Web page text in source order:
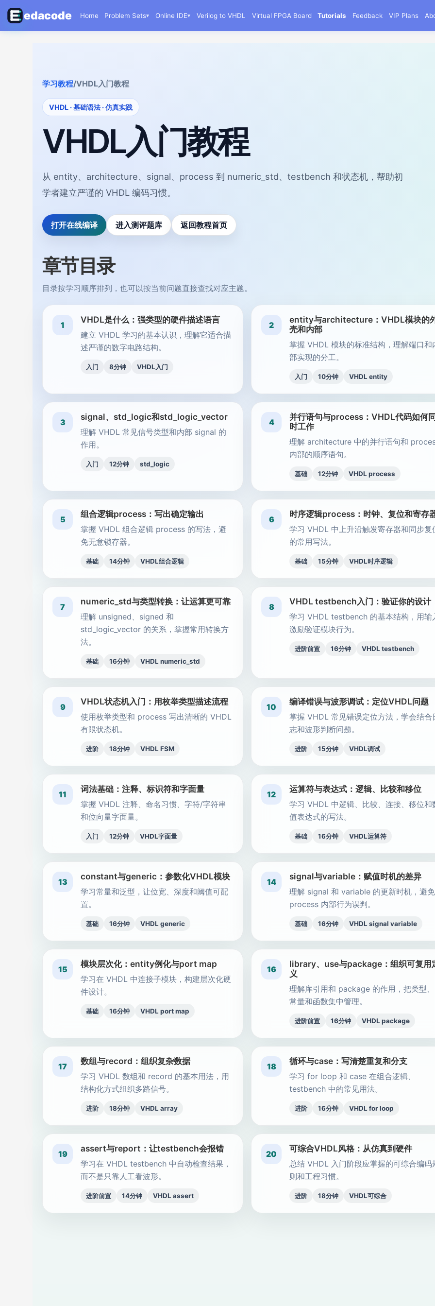
edacode Home Problem Sets▾ Online IDE▾ Verilog to VHDL Virtual FPGA Board Tutorials Feedback VIP Plans
学习教程/VHDL入门教程
VHDL · 基础语法 · 仿真实践
VHDL入门教程
从 entity、architecture、signal、process 到 numeric_std、testbench 和状态机，帮助初
学者建立严谨的 VHDL 编码习惯。
打开在线编译 进入测评题库 返回教程首页
章节目录
目录按学习顺序排列，也可以按当前问题直接查找对应主题。
1
VHDL是什么：强类型的硬件描述语言
建立 VHDL 学习的基本认识，理解它适合描
述严谨的数字电路结构。
入门 8分钟 VHDL入门
2
entity与architecture：VHDL模块的
壳和内部
掌握 VHDL 模块的标准结构，理解端口和
部实现的分工。
入门 10分钟 VHDL entity
3
signal、std_logic和std_logic_vector
理解 VHDL 常见信号类型和内部 signal 的
作用。
入门 12分钟 std_logic
4
并行语句与process：VHDL代码如何
时工作
理解 architecture 中的并行语句和
内部的顺序语句。
基础 12分钟 VHDL process
5
组合逻辑process：写出确定输出
掌握 VHDL 组合逻辑 process 的写法，避
免无意锁存器。
基础 14分钟 VHDL组合逻辑
6
时序逻辑process：时钟、复位和寄存
学习 VHDL 中上升沿触发寄存器和同步复
的常用写法。
基础 15分钟 VHDL时序逻辑
7
numeric_std与类型转换：让运算更可靠
理解 unsigned、signed 和
std_logic_vector 的关系，掌握常用转换方
法。
基础 16分钟 VHDL numeric_std
8
VHDL testbench入门：验证你的设计
学习 VHDL testbench 的基本结构，用输
激励验证模块行为。
进阶前置 16分钟 VHDL testbench
9
VHDL状态机入门：用枚举类型描述流程
使用枚举类型和 process 写出清晰的 VHDL
有限状态机。
进阶 18分钟 VHDL FSM
10
编译错误与波形调试：定位VHDL问题
掌握 VHDL 常见错误定位方法，学会结合
志和波形判断问题。
进阶 15分钟 VHDL调试
11
词法基础：注释、标识符和字面量
掌握 VHDL 注释、命名习惯、字符/字符串
和位向量字面量。
入门 12分钟 VHDL字面量
12
运算符与表达式：逻辑、比较和移位
学习 VHDL 中逻辑、比较、连接、移位和
值表达式的写法。
基础 16分钟 VHDL运算符
13
constant与generic：参数化VHDL模块
学习常量和泛型，让位宽、深度和阈值可配
置。
基础 16分钟 VHDL generic
14
signal与variable：赋值时机的差异
理解 signal 和 variable 的更新时机，避免
process 内部行为误判。
基础 16分钟 VHDL signal variable
15
模块层次化：entity例化与port map
学习在 VHDL 中连接子模块，构建层次化硬
件设计。
基础 16分钟 VHDL port map
16
library、use与package：组织可复用
义
理解库引用和 package 的作用，把类型、
常量和函数集中管理。
进阶前置 16分钟 VHDL package
17
数组与record：组织复杂数据
学习 VHDL 数组和 record 的基本用法，用
结构化方式组织多路信号。
进阶 18分钟 VHDL array
18
循环与case：写清楚重复和分支
学习 for loop 和 case 在组合逻辑、
testbench 中的常见用法。
进阶 16分钟 VHDL for loop
19
assert与report：让testbench会报错
学习在 VHDL testbench 中自动检查结果，
而不是只靠人工看波形。
进阶前置 14分钟 VHDL assert
20
可综合VHDL风格：从仿真到硬件
总结 VHDL 入门阶段应掌握的可综合编码
则和工程习惯。
进阶 18分钟 VHDL可综合